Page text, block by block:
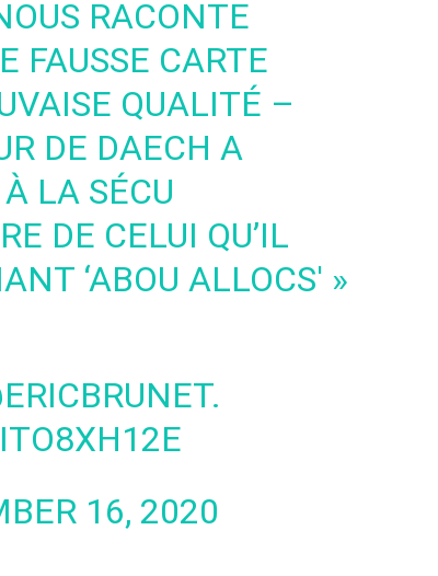
RACONTE
FAUSSE CARTE
QUALITÉ –
DE DAECH A
À LA SÉCU
DE CELUI QU’IL
‘ABOU ALLOCS' »
.
16, 2020